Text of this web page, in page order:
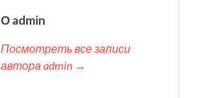
О admin
Посмотреть все записи
автора admin →